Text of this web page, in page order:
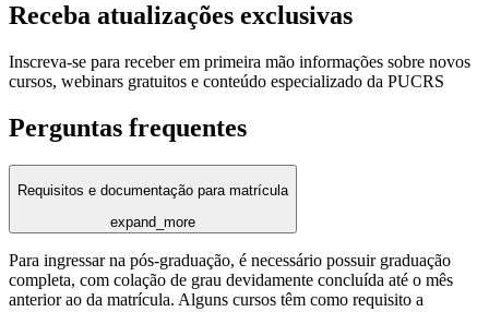
Receba atualizações exclusivas
Inscreva-se para receber em primeira mão informações sobre novos
cursos, webinars gratuitos e conteúdo especializado da PUCRS
Perguntas frequentes
Requisitos e documentação para matrícula
expand_more
Para ingressar na pós-graduação, é necessário possuir graduação
completa, com colação de grau devidamente concluída até o mês
anterior ao da matrícula. Alguns cursos têm como requisito a